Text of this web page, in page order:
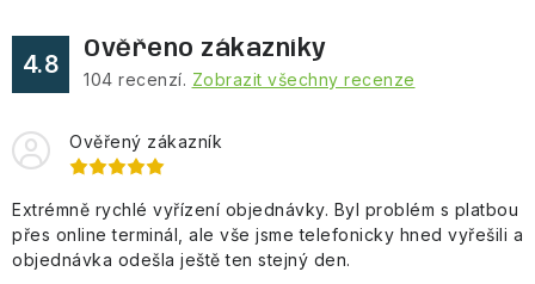
4.8
Ověřeno zákazníky
104 recenzí. Zobrazit všechny recenze
Ověřený zákazník
Extrémně rychlé vyřízení objednávky. Byl problém s platbou
přes online terminál, ale vše jsme telefonicky hned vyřešili a
objednávka odešla ještě ten stejný den.